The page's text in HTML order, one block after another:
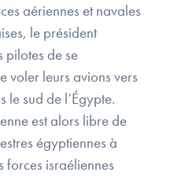
aériennes et navales
le président
pilotes de se
voler leurs avions vers
le sud de l’Égypte.
est alors libre de
égyptiennes à
forces israéliennes